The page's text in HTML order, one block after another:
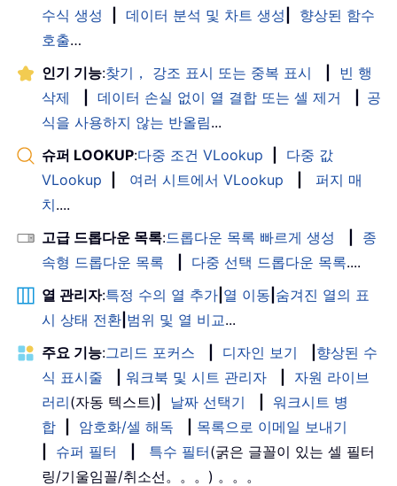
수식 생성
데이터 분석 및 차트 생성
향상된 함수
호출…
인기 기능:찾기， 강조 표시 또는 중복 표시
빈 행
삭제
데이터 손실 없이 열 결합 또는 셀 제거
공
식을 사용하지 않는 반올림...
슈퍼 LOOKUP:다중 조건 VLookup
다중 값
VLookup
여러 시트에서 VLookup
퍼지 매
치....
고급 드롭다운 목록:드롭다운 목록 빠르게 생성
종
속형 드롭다운 목록
다중 선택 드롭다운 목록....
열 관리자:특정 수의 열 추가 열 이동 숨겨진 열의 표
시 상태 전환 범위 및 열 비교...
주요 기능:그리드 포커스 디자인 보기
향상된 수
식 표시줄
워크북 및 시트 관리자
자원 라이브
러리(자동 텍스트) 날짜 선택기
워크시트 병
합
암호화/셀 해독
목록으로 이메일 보내기
슈퍼 필터 특수 필터(굵은 글꼴이 있는 셀 필터
링/기울임꼴/취소선。。。) 。。。